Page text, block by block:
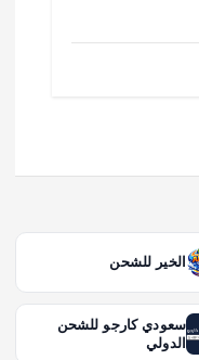
الخير للشحن
سعودي كارجو للشحن
الدولي